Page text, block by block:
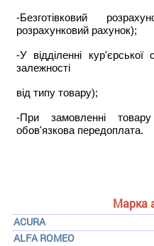
Марка
ACURA
ALFA ROMEO
-Безготівковий
розрахунковий рахунок);
-У відділенні
залежності
від типу товару);
-При замовленні
обов'язкова передоплата.